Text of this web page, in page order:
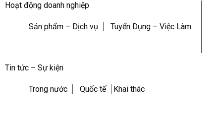
Hoạt động doanh nghiệp
Sản phẩm – Dịch vụ Tuyển Dụng – Việc Làm
Tin tức – Sự kiện
Trong nước Quốc tế Khai thác